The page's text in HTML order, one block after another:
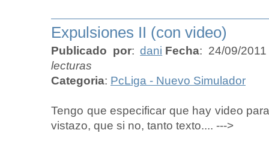
Expulsiones II (con video)
Publicado por:dani Fecha: 24/09/
lecturas
Categoria: PcLiga - Nuevo Simulador
Tengo que especificar que hay video
vistazo, que si no, tanto texto.... --->